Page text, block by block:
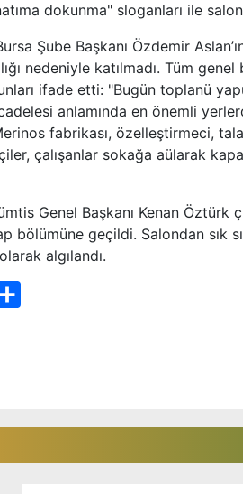
dokunma" sloganları ile
Şube Başkanı Özdemir
nedeniyle katılmadı. Tüm genel
ifade etti: "Bugün toplanü
anlamında en önemli
fabrikası, özelleştirmeci,
çalışanlar sokağa aülarak
Genel Başkanı Kenan Öztürk
bölümüne geçildi. Salondan sık
algılandı.